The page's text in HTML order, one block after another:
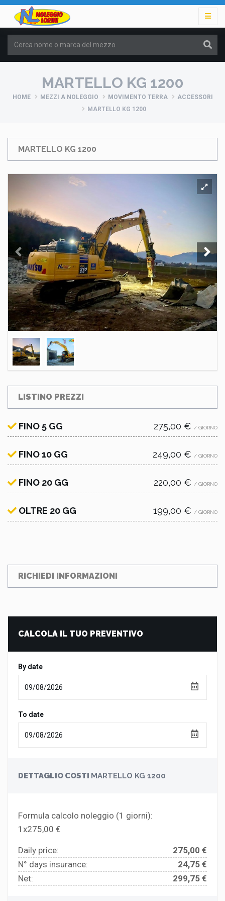
MARTELLO KG 1200
HOME MEZZI A NOLEGGIO MOVIMENTO TERRA
ACCESSORI
MARTELLO KG 1200
MARTELLO KG 1200
LISTINO PREZZI
FINO 5 GG 275,00 € / GIORNO
FINO 10 GG 249,00 € / GIORNO
FINO 20 GG 220,00 € / GIORNO
OLTRE 20 GG 199,00 € / GIORNO
RICHIEDI INFORMAZIONI
CALCOLA IL TUO PREVENTIVO
By date
To date
DETTAGLIO COSTI MARTELLO KG 1200
Formula calcolo noleggio (1 giorni):
1x275,00 €
Daily price:
275,00 €
N° days insurance:
24,75 €
Net:
299,75 €